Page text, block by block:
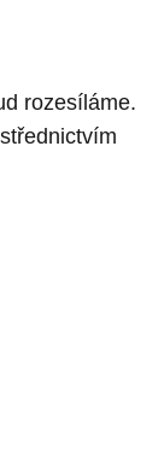
rozesíláme.